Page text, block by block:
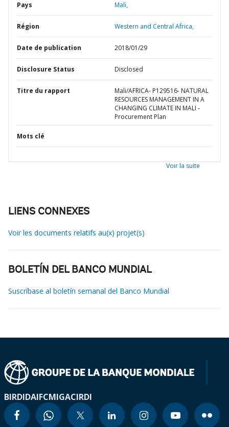
Pays Mali,
Région Western and Central Africa,
Date de publication 2018/01/29
Disclosure Status Disclosed
Titre du rapport
Mali/AFRICA- P129516- NATURAL
RESOURCES MANAGEMENT IN A
CHANGING CLIMATE IN MALI -
Procurement Plan
Mots clé
Voir la suite
LIENS CONNEXES
Voir les documents relatifs au(x) projet(s)
BOLETÍN DEL BANCO MUNDIAL
Suscríbase al boletín semanal del Banco Mundial
BIRDIDAIFCMIGACIRDI